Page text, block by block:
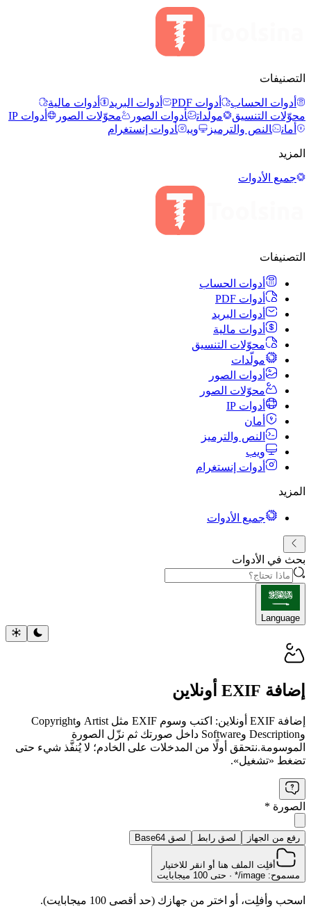
التصنيفات
أدوات الحساب أدوات PDF أدوات البريد
أدوات مالية
محوّلات التنسيق
مولّدات أدوات الصور محوّلات الصور
أدوات IP
أمان
النص والترميز ويب أدوات إنستغرام
المزيد
جميع الأدوات
التصنيفات
أدوات الحساب
أدوات PDF
أدوات البريد
أدوات مالية
محوّلات التنسيق
مولّدات
أدوات الصور
محوّلات الصور
أدوات IP
أمان
النص والترميز
ويب
أدوات إنستغرام
المزيد
جميع الأدوات
بحث في الأدوات
Language
إضافة EXIF أونلاين
إضافة EXIF أونلاين: اكتب وسوم EXIF مثل Artist وCopyright
وDescription وSoftware داخل صورتك ثم نزّل الصورة
الموسومة.نتحقق أولًا من المدخلات على الخادم؛ لا يُنفَّذ شيء حتى
تضغط «تشغيل».
الصورة *
رفع من الجهاز لصق رابط لصق Base64
أفلِت الملف هنا أو انقر للاختيار
مسموح: image/* · حتى 100 ميجابايت
اسحب وأفلِت، أو اختر من جهازك (حد أقصى 100 ميجابايت).